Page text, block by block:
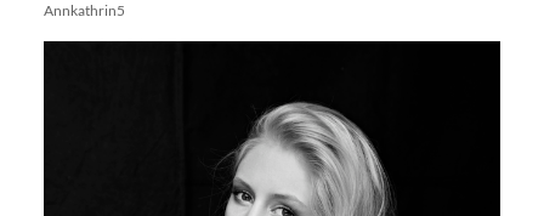
Annkathrin5